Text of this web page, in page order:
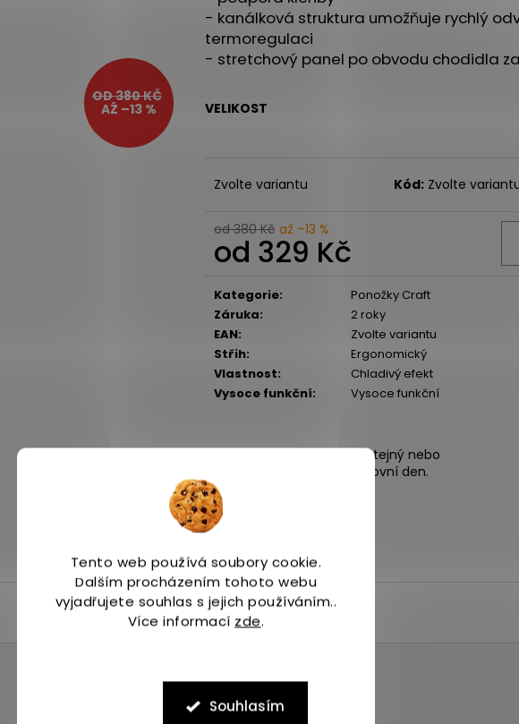
Tento web používá soubory cookie.
Dalším procházením tohoto webu
vyjadřujete souhlas s jejich používáním..
Více informací zde.
Souhlasím
- kanálková struktura umožňuje rychlý
termoregulaci
- stretchový panel po obvodu chodidla
VELIKOST
Zvolte variantu Kód: Zvolte
od 380 Kč až –13 %
od 329 Kč
Kategorie:
Ponožky Craft
Záruka:
2 roky
EAN:
Zvolte variantu
Střih:
Ergonomický
Vlastnost:
Chladivý efekt
Vysoce funkční: Vysoce funkční
OD 380 KČ
AŽ –13 %
Expedice zboží stejný nebo
následující pracovní den.
MAGNESIUM - LESNÍ PLODY, 200G
BOTY CRAFT ENDURANCE 3 - BÍLÁ
3 990 Kč